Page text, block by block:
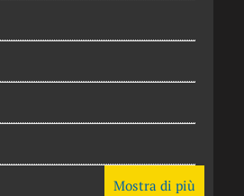
Mostra di più